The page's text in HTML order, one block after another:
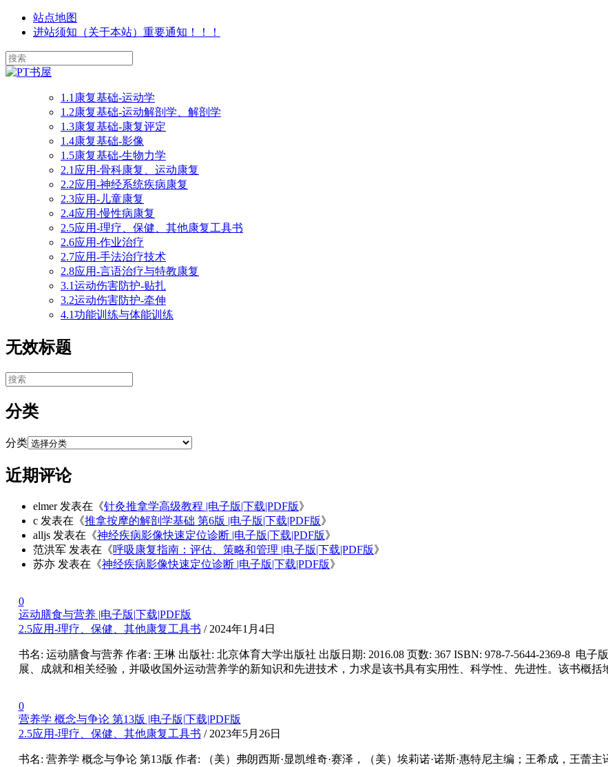
站点地图
进站须知（关于本站）重要通知！！！
1.1康复基础-运动学
1.2康复基础-运动解剖学、解剖学
1.3康复基础-康复评定
1.4康复基础-影像
1.5康复基础-生物力学
2.1应用-骨科康复、运动康复
2.2应用-神经系统疾病康复
2.3应用-儿童康复
2.4应用-慢性病康复
2.5应用-理疗、保健、其他康复工具书
2.6应用-作业治疗
2.7应用-手法治疗技术
2.8应用-言语治疗与特教康复
3.1运动伤害防护-贴扎
3.2运动伤害防护-牵伸
4.1功能训练与体能训练
无效标题
分类
分类
近期评论
elmer发表在《针灸推拿学高级教程 |电子版|下载|PDF版》
c 发表在《推拿按摩的解剖学基础 第6版 |电子版|下载|PDF版》
alljs 发表在《神经疾病影像快速定位诊断 |电子版|下载|PDF版》
范洪军 发表在《呼吸康复指南：评估、策略和管理 |电子版|下载|PDF版》
苏亦 发表在《神经疾病影像快速定位诊断 |电子版|下载|PDF版》
0
运动膳食与营养 |电子版|下载|PDF版
2.5应用-理疗、保健、其他康复工具书 / 2024年1月4日
书名: 运动膳食与营养 作者: 王琳 出版社: 北京体育大学出版社 出版日期: 2016.08 页数: 367 ISBN: 978-7-5644-2369-8 电
展、成就和相关经验，并吸收国外运动营养学的新知识和先进技术，力求是该书具有实用性、科学性、先进性。该书概
0
营养学 概念与争论 第13版 |电子版|下载|PDF版
2.5应用-理疗、保健、其他康复工具书 / 2023年5月26日
书名: 营养学 概念与争论 第13版 作者: （美）弗朗西斯·显凯维奇·赛泽，（美）埃莉诺·诺斯·惠特尼主编；王希成，王蕾